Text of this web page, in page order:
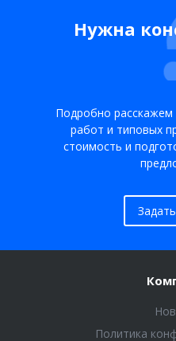
Нужна
Подробно расскажем
работ и типовых
стоимость и
Политика